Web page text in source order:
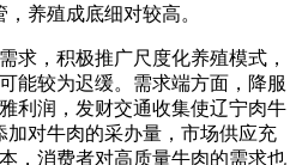
养殖成底细对较高。
，积极推广尺度化养殖模式，
能较为迟缓。需求端方面，降服
利润，发财交通收集使辽宁肉牛
对牛肉的采办量，市场供应充
，消费者对高质量牛肉的需求也